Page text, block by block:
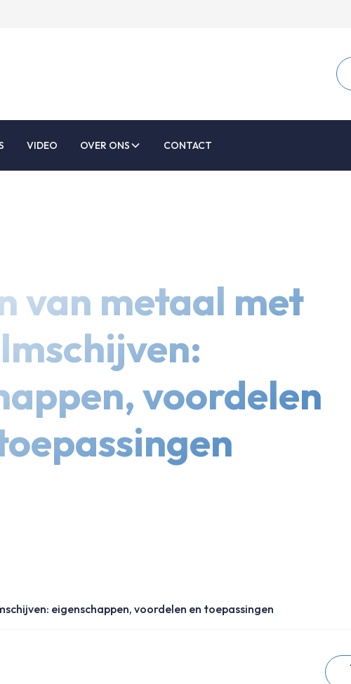
VIDEO OVER ONS CONTACT
van metaal met
voordelen
eigenschappen, voordelen en toepassingen